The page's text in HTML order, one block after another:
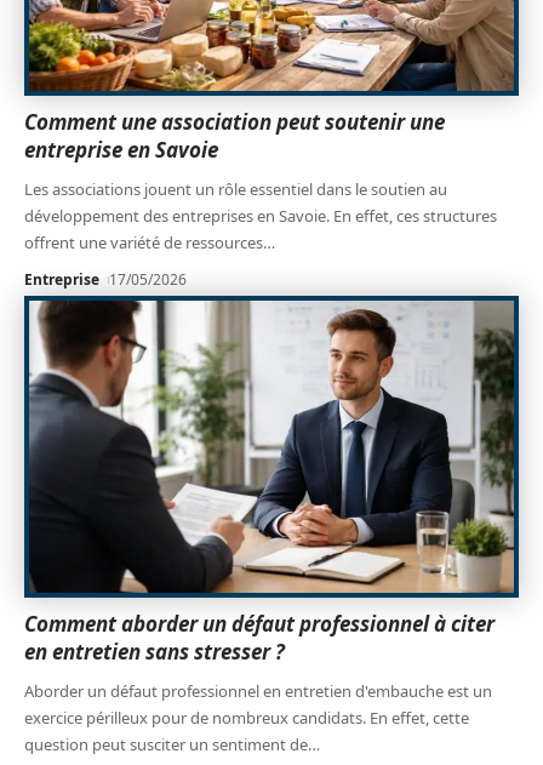
Comment une association peut soutenir une
entreprise en Savoie
Les associations jouent un rôle essentiel dans le soutien au
développement des entreprises en Savoie. En effet, ces structures
offrent une variété de ressources…
Entreprise 17/05/2026
Comment aborder un défaut professionnel à citer
en entretien sans stresser ?
Aborder un défaut professionnel en entretien d'embauche est un
exercice périlleux pour de nombreux candidats. En effet, cette
question peut susciter un sentiment de…